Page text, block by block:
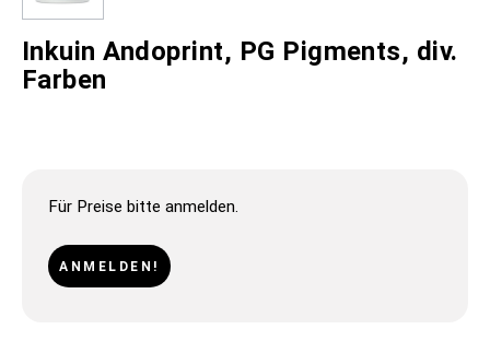
Inkuin Andoprint, PG Pigments, div.
Farben
Für Preise bitte anmelden.
ANMELDEN!